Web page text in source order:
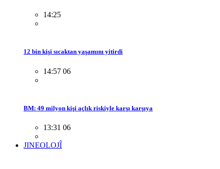
14:25
12 bin kişi sıcaktan yaşamını yitirdi
14:57 06
BM: 49 milyon kişi açlık riskiyle karşı karşıya
13:31 06
JINEOLOJÎ